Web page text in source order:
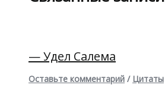
— Удел Салема
Оставьте комментарий / Цитаты